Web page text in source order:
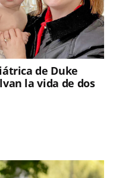
de Duke
la vida de dos